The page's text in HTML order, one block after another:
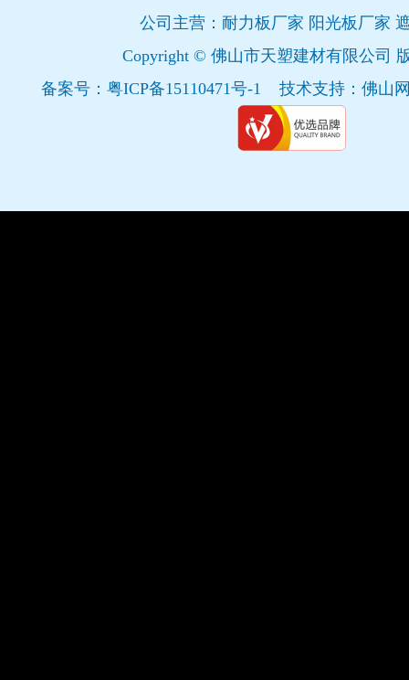
公司主营：耐力板厂家 阳光板厂家
Copyright © 佛山市天塑建材有限公司
备案号：粤ICP备15110471号-1 技术支持：佛山